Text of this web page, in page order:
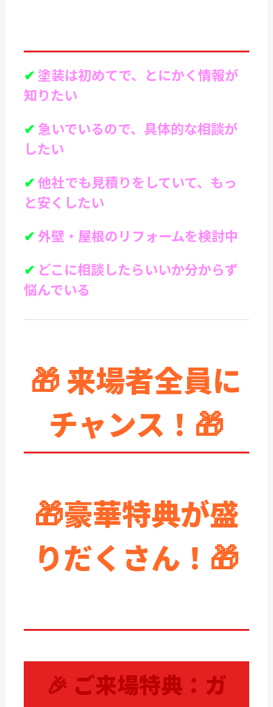
✔塗装は初めてで、とにかく情報が
知りたい
✔ 急いでいるので、具体的な相談が
したい
✔他社でも見積りをしていて、もっ
と安くしたい
✔外壁・屋根のリフォームを検討中
✔ どこに相談したらいいか分からず
悩んでいる
🎁 来場者全員に
チャンス！ 🎁
🎁豪華特典が盛
りだくさん！ 🎁
🎉 ご来場特典：ガ